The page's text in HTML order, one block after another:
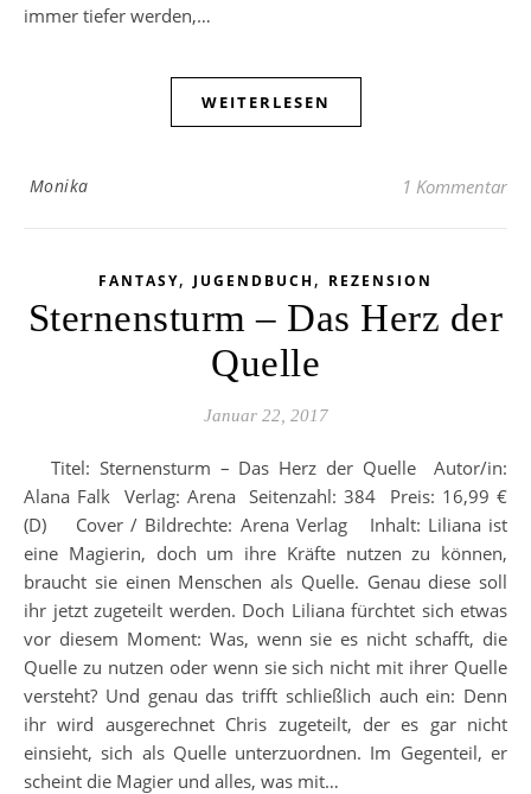
immer tiefer werden,…
WEITERLESEN
Monika 1 Kommentar
FANTASY, JUGENDBUCH, REZENSION
Sternensturm – Das Herz der
Quelle
Januar 22, 2017
Titel: Sternensturm – Das Herz der Quelle Autor/in:
Alana Falk Verlag: Arena Seitenzahl: 384 Preis: 16,99 €
(D) Cover / Bildrechte: Arena Verlag Inhalt: Liliana ist
eine Magierin, doch um ihre Kräfte nutzen zu können,
braucht sie einen Menschen als Quelle. Genau diese soll
ihr jetzt zugeteilt werden. Doch Liliana fürchtet sich etwas
vor diesem Moment: Was, wenn sie es nicht schafft, die
Quelle zu nutzen oder wenn sie sich nicht mit ihrer Quelle
versteht? Und genau das trifft schließlich auch ein: Denn
ihr wird ausgerechnet Chris zugeteilt, der es gar nicht
einsieht, sich als Quelle unterzuordnen. Im Gegenteil, er
scheint die Magier und alles, was mit…